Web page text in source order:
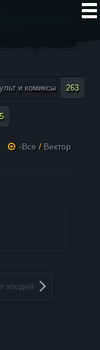
и комиксы 263
-Все / Вектор
злодей